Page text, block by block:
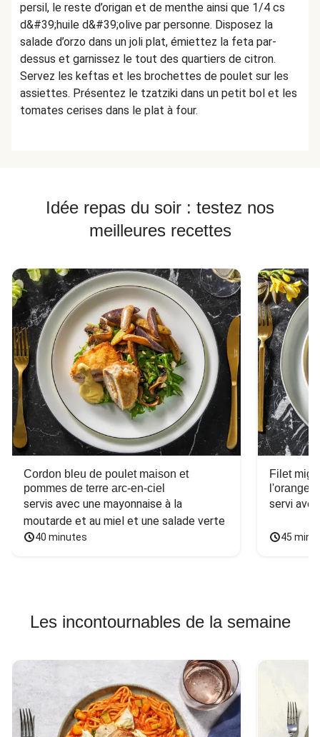
persil, le reste d’origan et de menthe ainsi que 1/4 cs
d&#39;huile d&#39;olive par personne. Disposez la
salade d’orzo dans un joli plat, émiettez la feta par-
dessus et garnissez le tout des quartiers de citron.
Servez les keftas et les brochettes de poulet sur les
assiettes. Présentez le tzatziki dans un petit bol et les
tomates cerises dans le plat à four.
Idée repas du soir : testez nos
meilleures recettes
Cordon bleu de poulet maison et
pommes de terre arc-en-ciel
servis avec une mayonnaise à la
moutarde et au miel et une salade verte
40 minutes
Filet
l'orange
servi
45
Les incontournables de la semaine